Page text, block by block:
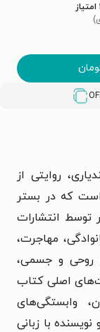
روایتی از
که در بستر
توسط انتشارات
مهاجرت،
روحی و جسمی،
اصلی کتاب
وابستگی‌های
با زبانی